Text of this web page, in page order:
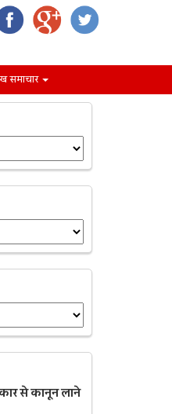
समाचार
से कानून लाने